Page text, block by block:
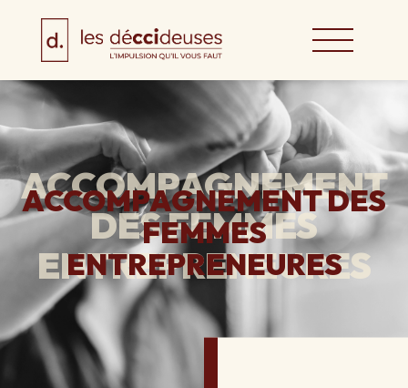
ACCOMPAGNEMENT DES
FEMMES
ENTREPRENEURES